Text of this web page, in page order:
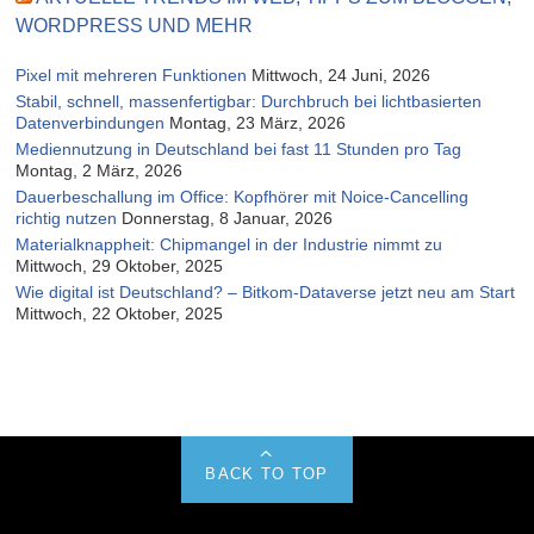
WORDPRESS UND MEHR
Pixel mit mehreren Funktionen Mittwoch, 24 Juni, 2026
Stabil, schnell, massenfertigbar: Durchbruch bei lichtbasierten
Datenverbindungen Montag, 23 März, 2026
Mediennutzung in Deutschland bei fast 11 Stunden pro Tag
Montag, 2 März, 2026
Dauerbeschallung im Office: Kopfhörer mit Noice-Cancelling
richtig nutzen Donnerstag, 8 Januar, 2026
Materialknappheit: Chipmangel in der Industrie nimmt zu
Mittwoch, 29 Oktober, 2025
Wie digital ist Deutschland? – Bitkom-Dataverse jetzt neu am Start
Mittwoch, 22 Oktober, 2025
BACK TO TOP